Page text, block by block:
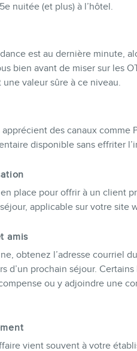
nuitée (et plus) à l’hôtel.
est au dernière minute,
bien avant de miser sur les
valeur sûre à ce niveau.
des canaux
disponible sans effriter
place pour offrir à un client
applicable sur votre site
amis
obtenez l’adresse courriel
d’un prochain séjour.
ou y adjoindre une
vient souvent à votre